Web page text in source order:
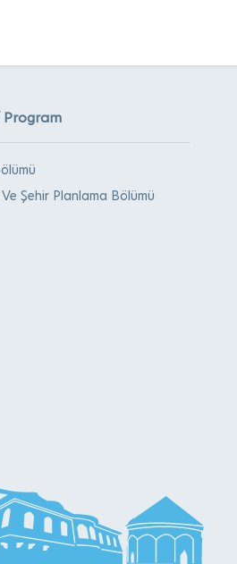
Program
Şehir Planlama Bölümü